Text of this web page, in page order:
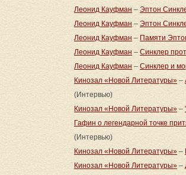
Леонид Кауфман – Эптон
Леонид Кауфман – Эптон
Леонид Кауфман – Памяти
Леонид Кауфман – Синклер
Леонид Кауфман – Синклер и
Кинозал «Новой Литературы» –
(Интервью)
Кинозал «Новой Литературы» –
Гафин о легендарной точке
(Интервью)
Кинозал «Новой Литературы» –
Кинозал «Новой Литературы» –